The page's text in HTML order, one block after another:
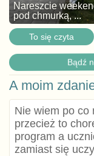
Nareszcie
pod chmurką, ...
To się czyta
Bądź
A moim
Nie wiem po co
przecież to
program a
zamiast się